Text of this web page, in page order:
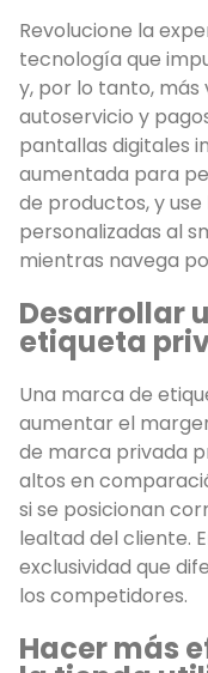
Revolucione la
tecnología que
y, por lo tanto,
autoservicio y
pantallas digitales
aumentada para
de productos, y
personalizadas al
mientras navega
Desarrollar
etiqueta
Una marca de
aumentar el
de marca privada
altos en
si se posicionan
lealtad del cliente.
exclusividad que
los competidores.
Hacer más